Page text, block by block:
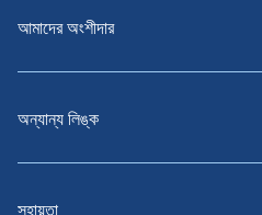
আমাদের অংশীদার
অন্যান্য লিঙ্ক
সহায়তা